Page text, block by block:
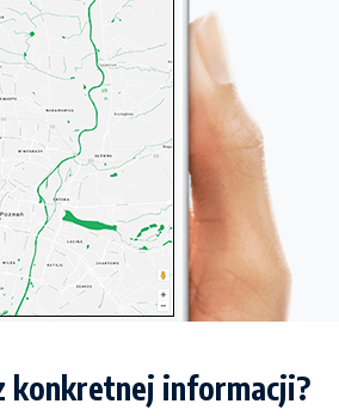
konkretnej informacji?